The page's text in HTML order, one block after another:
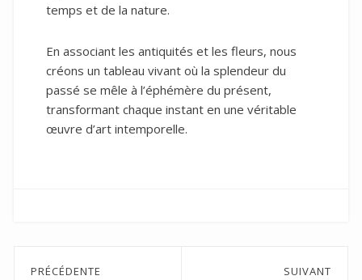
temps et de la nature.
En associant les antiquités et les fleurs, nous
créons un tableau vivant où la splendeur du
passé se mêle à l’éphémère du présent,
transformant chaque instant en une véritable
œuvre d’art intemporelle.
Navigation
PRÉCÉDENTE SUIVANT